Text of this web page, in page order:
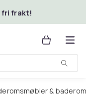
fri frakt!
&